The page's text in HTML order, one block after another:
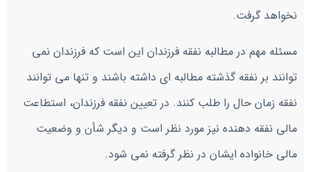
نخواهد گرفت.
مسئله مهم در مطالبه نفقه فرزندان این است که فرزندان نمی
توانند بر نفقه گذشته مطالبه ای داشته باشند و تنها می توانند
نفقه زمان حال را طلب کنند. در تعیین نفقه فرزندان، استطاعت
مالی نفقه دهنده نیز مورد نظر است و دیگر شأن و وضعیت
مالی خانواده ایشان در نظر گرفته نمی شود.